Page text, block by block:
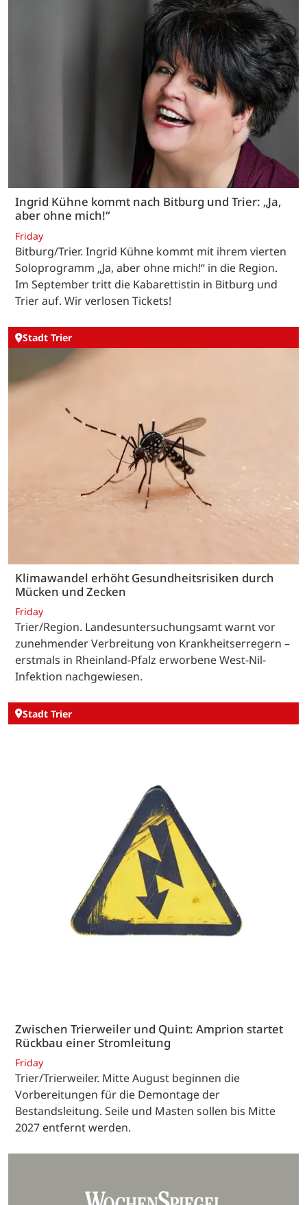
Ingrid Kühne kommt nach Bitburg und Trier: „Ja,
aber ohne mich!“
Friday
Bitburg/Trier. Ingrid Kühne kommt mit ihrem vierten
Soloprogramm „Ja, aber ohne mich!“ in die Region.
Im September tritt die Kabarettistin in Bitburg und
Trier auf. Wir verlosen Tickets!
Stadt Trier
Klimawandel erhöht Gesundheitsrisiken durch
Mücken und Zecken
Friday
Trier/Region. Landesuntersuchungsamt warnt vor
zunehmender Verbreitung von Krankheitserregern –
erstmals in Rheinland-Pfalz erworbene West-Nil-
Infektion nachgewiesen.
Stadt Trier
Zwischen Trierweiler und Quint: Amprion startet
Rückbau einer Stromleitung
Friday
Trier/Trierweiler. Mitte August beginnen die
Vorbereitungen für die Demontage der
Bestandsleitung. Seile und Masten sollen bis Mitte
2027 entfernt werden.